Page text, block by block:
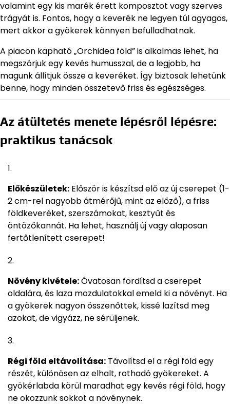
valamint egy kis marék érett komposztot vagy szerves
trágyát is. Fontos, hogy a keverék ne legyen túl agyagos,
mert akkor a gyökerek könnyen befulladhatnak.
A piacon kapható „Orchidea föld” is alkalmas lehet, ha
megszórjuk egy kevés humusszal, de a legjobb, ha
magunk állítjuk össze a keveréket. Így biztosak lehetünk
benne, hogy minden összetevő friss és egészséges.
Az átültetés menete lépésről lépésre:
praktikus tanácsok
Előkészületek: Először is készítsd elő az új cserepet (1-
2 cm-rel nagyobb átmérőjű, mint az előző), a friss
földkeveréket, szerszámokat, kesztyűt és
öntözőkannát. Ha lehet, használj új vagy alaposan
fertőtlenített cserepet!
Növény kivétele:Óvatosan fordítsd a cserepet
oldalára, és laza mozdulatokkal emeld ki a növényt. Ha
a gyökerek nagyon összenőttek, kissé lazítsd meg
azokat, de vigyázz, ne sérüljenek.
Régi föld eltávolítása: Távolítsd el a régi föld egy
részét, különösen az elhalt, rothadó gyökereket. A
gyökérlabda körül maradhat egy kevés régi föld, hogy
ne okozzunk sokkot a növénynek.